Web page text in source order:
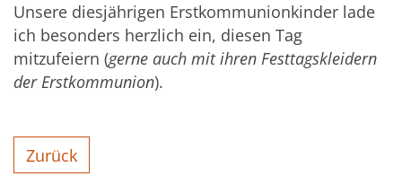
Unsere diesjährigen Erstkommunionkinder lade
ich besonders herzlich ein, diesen Tag
mitzufeiern (gerne auch mit ihren Festtagskleidern
der Erstkommunion).
Zurück